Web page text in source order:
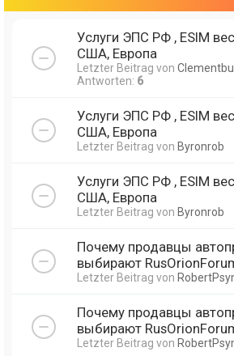
Услуги ЭПС РФ , ESIM
США, Европа
Letzter Beitrag von
Antworten: 6
Услуги ЭПС РФ , ESIM
США, Европа
Letzter Beitrag von Byronrob
Услуги ЭПС РФ , ESIM
США, Европа
Letzter Beitrag von Byronrob
Почему продавцы
выбирают
Letzter Beitrag von
Почему продавцы
выбирают
Letzter Beitrag von